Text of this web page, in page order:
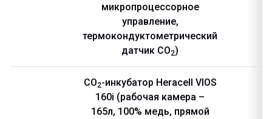
микропроцессорное
управление,
термокондуктометрический
датчик CO2)
CO2-инкубатор Heracell VIOS
160i (рабочая камера –
165л, 100% медь, прямой